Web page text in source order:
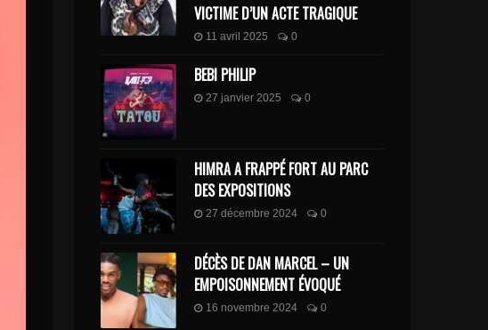
VICTIME D’UN ACTE TRAGIQUE
11 avril 2025 0
BEBI PHILIP
27 janvier 2025 0
HIMRA A FRAPPÉ FORT AU PARC
DES EXPOSITIONS
27 décembre 2024 0
DÉCÈS DE DAN MARCEL – UN
EMPOISONNEMENT ÉVOQUÉ
16 novembre 2024 0